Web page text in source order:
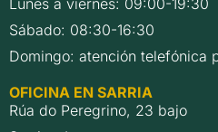
Lunes a viernes: 09:00-19:30
Sábado: 08:30-16:30
Domingo: atención telefónica
OFICINA EN SARRIA
Rúa do Peregrino, 23 bajo